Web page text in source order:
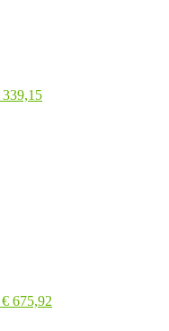
339,15
€ 675,92